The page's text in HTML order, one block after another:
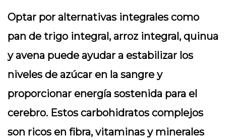
Optar por alternativas integrales como
pan de trigo integral, arroz integral, quinua
y avena puede ayudar a estabilizar los
niveles de azúcar en la sangre y
proporcionar energía sostenida para el
cerebro. Estos carbohidratos complejos
son ricos en fibra, vitaminas y minerales